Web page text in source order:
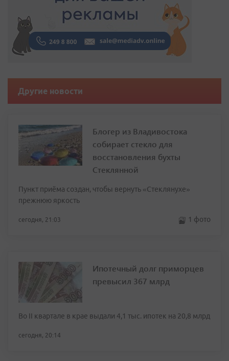
Другие новости
Блогер из Владивостока
собирает стекло для
восстановления бухты
Стеклянной
Пункт приёма создан, чтобы вернуть «Стеклянухе»
прежнюю яркость
сегодня, 21:03 1 фото
Ипотечный долг приморцев
превысил 367 млрд
Во II квартале в крае выдали 4,1 тыс. ипотек на 20,8 млрд
сегодня, 20:14